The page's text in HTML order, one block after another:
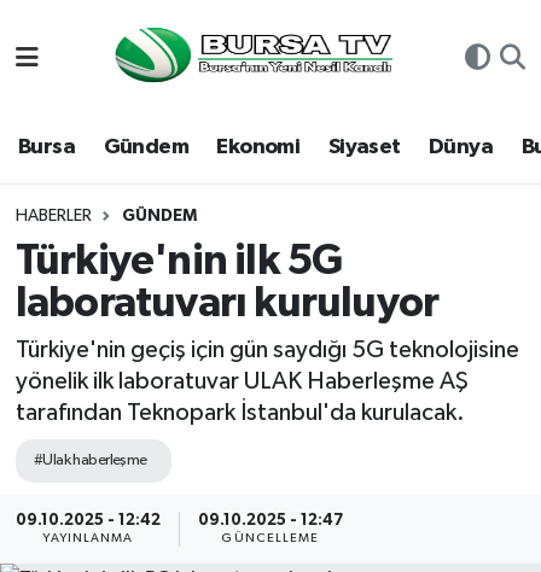
Bursa Gündem Ekonomi Siyaset Dünya
HABERLER GÜNDEM
Türkiye'nin ilk 5G
laboratuvarı kuruluyor
Türkiye'nin geçiş için gün saydığı 5G teknolojisine
yönelik ilk laboratuvar ULAK Haberleşme AŞ
tarafından Teknopark İstanbul'da kurulacak.
#Ulak haberleşme
09.10.2025 - 12:42
YAYINLANMA
09.10.2025 - 12:47
GÜNCELLEME
Bursa
Dünya
Eğitim
Ekonomi
Genel
Gündem
Magazin
Hava Durumu
Namaz Vakitleri
Trafik Durumu
Süper Lig Puan Durumu ve Fikstür
Tüm Manşetler
Son Dakika Haberleri
Haber Arşivi